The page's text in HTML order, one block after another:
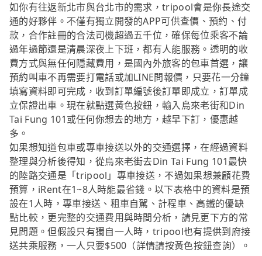
如你有往返新北市與台北市的需求，tripool會是你長途交
通的好夥伴。不僅有獨立開發的APP可供查價、預約、付
款，合作註冊的合法司機超過五千位，確保每位乘客不論
過年過節還是清晨深夜上下班，都有人能服務。透明的收
費方式與無任何隱藏費用，是國內外旅客的包車首選，讓
預約叫車不再需要打電話或加LINE問報價，只要花一分鐘
填寫資料即可完成，收到訂單編號後訂單即成立，訂單成
立保證出車。現在就點選黃色按鈕，輸入烏來老街和Din
Tai Fung 101或任何你想去的地方，越早下訂，優惠越
多。
如果想知道包車或專車接送以外的交通選擇，在經過資料
整理與分析後得知，從烏來老街去Din Tai Fung 101最快
的陸路交通是「tripool」專車接送，不過如果想兼顧花費
預算，iRent在1~8人時能最省錢。以下表格中的資料是預
設在1人時，專車接送、租車自駕、計程車、高鐵的優缺
點比較，更完整的交通費用與時間分析，請見更下方的常
見問題。但假設只有獨自一人時，tripool也有提供到府接
送共乘服務，一人只要$500（詳情請按黃色按鈕查詢）。